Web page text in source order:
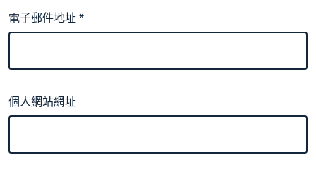
電子郵件地址*
個人網站網址